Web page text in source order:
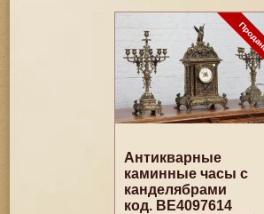
Антикварные
каминные часы с
канделябрами
код. BE4097614